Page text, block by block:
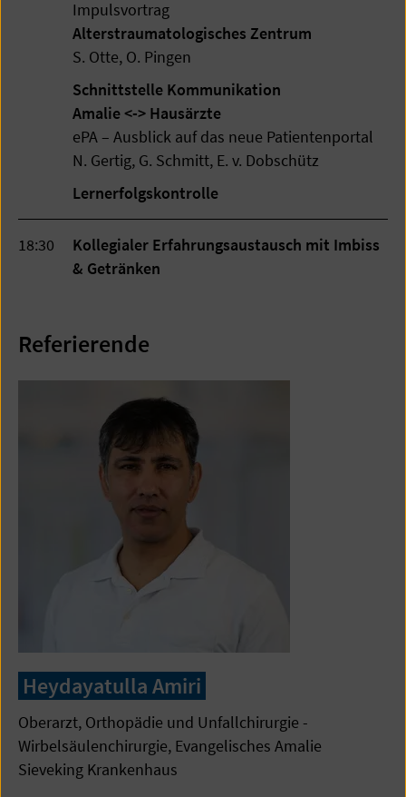
Impulsvortrag
Alterstraumatologisches Zentrum
S. Otte, O. Pingen
Schnittstelle Kommunikation
Amalie <-> Hausärzte
ePA – Ausblick auf das neue Patientenportal
N. Gertig, G. Schmitt, E. v. Dobschütz
Lernerfolgskontrolle
18:30
Kollegialer Erfahrungsaustausch mit Imbiss
& Getränken
Referierende
Heydayatulla Amiri
Oberarzt, Orthopädie und Unfallchirurgie -
Wirbelsäulenchirurgie, Evangelisches Amalie
Sieveking Krankenhaus